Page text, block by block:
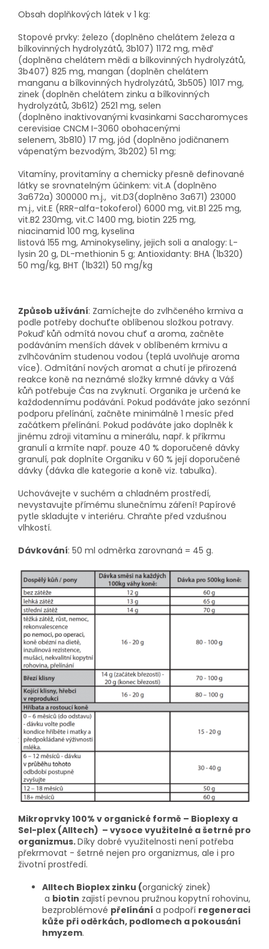
Obsah doplňkových látek v 1 kg:
Stopové prvky: železo (doplněno chelátem železa a
bílkovinných hydrolyzátů, 3b107) 1172 mg, měď
(doplněna chelátem mědi a bílkovinných hydrolyzátů,
3b407) 825 mg, mangan (doplněn chelátem
manganu a bílkovinných hydrolyzátů, 3b505) 1017 mg,
zinek (doplněn chelátem zinku a bílkovinných
hydrolyzátů, 3b612) 2521 mg, selen
(doplněno inaktivovanými kvasinkami Saccharomyces
cerevisiae CNCM I-3060 obohacenými
selenem, 3b810) 17 mg, jód (doplněno jodičnanem
vápenatým bezvodým, 3b202) 51 mg;
Vitamíny, provitamíny a chemicky přesně definované
látky se srovnatelným účinkem: vit.A (doplněno
3a672a) 300000 m.j., vit.D3(doplněno 3a671) 23000
m.j., vit.E (RRR-alfa-tokoferol) 6000 mg, vit.B1 225 mg,
vit.B2 230mg, vit.C 1400 mg, biotin 225 mg,
niacinamid 100 mg, kyselina
listová 155 mg, Aminokyseliny, jejich soli a analogy: L-
lysin 20 g, DL-methionin 5 g; Antioxidanty: BHA (1b320)
50 mg/kg, BHT (1b321) 50 mg/kg
Způsob užívání: Zamíchejte do zvlhčeného krmiva a
podle potřeby dochuťte oblíbenou složkou potravy.
Pokuď kůň odmítá novou chuť a aroma, začněte
podáváním menších dávek v oblíbeném krmivu a
zvlhčováním studenou vodou (teplá uvolňuje aroma
více). Odmítání nových aromat a chutí je přirozená
reakce koně na neznámé složky krmné dávky a Váš
kůň potřebuje Čas na zvyknutí. Organika je určená ke
každodennímu podávání. Pokud podáváte jako sezónní
podporu přelínání, začněte minimálně 1 mesíc před
začátkem přelínání. Pokud podáváte jako doplněk k
jinému zdroji vitamínu a minerálu, např. k příkrmu
granulí a krmíte např. pouze 40 % doporučené dávky
granulí, pak doplníte Organiku v 60 % její doporučené
dávky (dávka dle kategorie a koně viz. tabulka).
Uchovávejte v suchém a chladném prostředí,
nevystavujte přímému slunečnímu záření! Papírové
pytle skladujte v interiéru. Chraňte před vzdušnou
vlhkostí.
Dávkování: 50 ml odměrka zarovnaná = 45 g.
Mikroprvky 100% v organické formě – Bioplexy a
Sel-plex (Alltech) – vysoce využitelné a šetrné pro
organizmus.Díky dobré využitelnosti není potřeba
překrmovat - šetrné nejen pro organizmus, ale i pro
životní prostředí.
Alltech Bioplex zinku (organický zinek)
a biotin zajistí pevnou pružnou kopytní rohovinu,
bezproblémové přelínání a podpoří regeneraci
kůže při oděrkách, podlomech a pokousání
hmyzem.